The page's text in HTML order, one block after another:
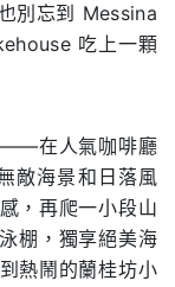
別忘到 Messina
吃上⼀顆
——在⼈氣咖啡廳
敵海景和⽇落⾵
，再爬⼀⼩段⼭
棚，獨享絕美海
熱鬧的蘭桂坊⼩